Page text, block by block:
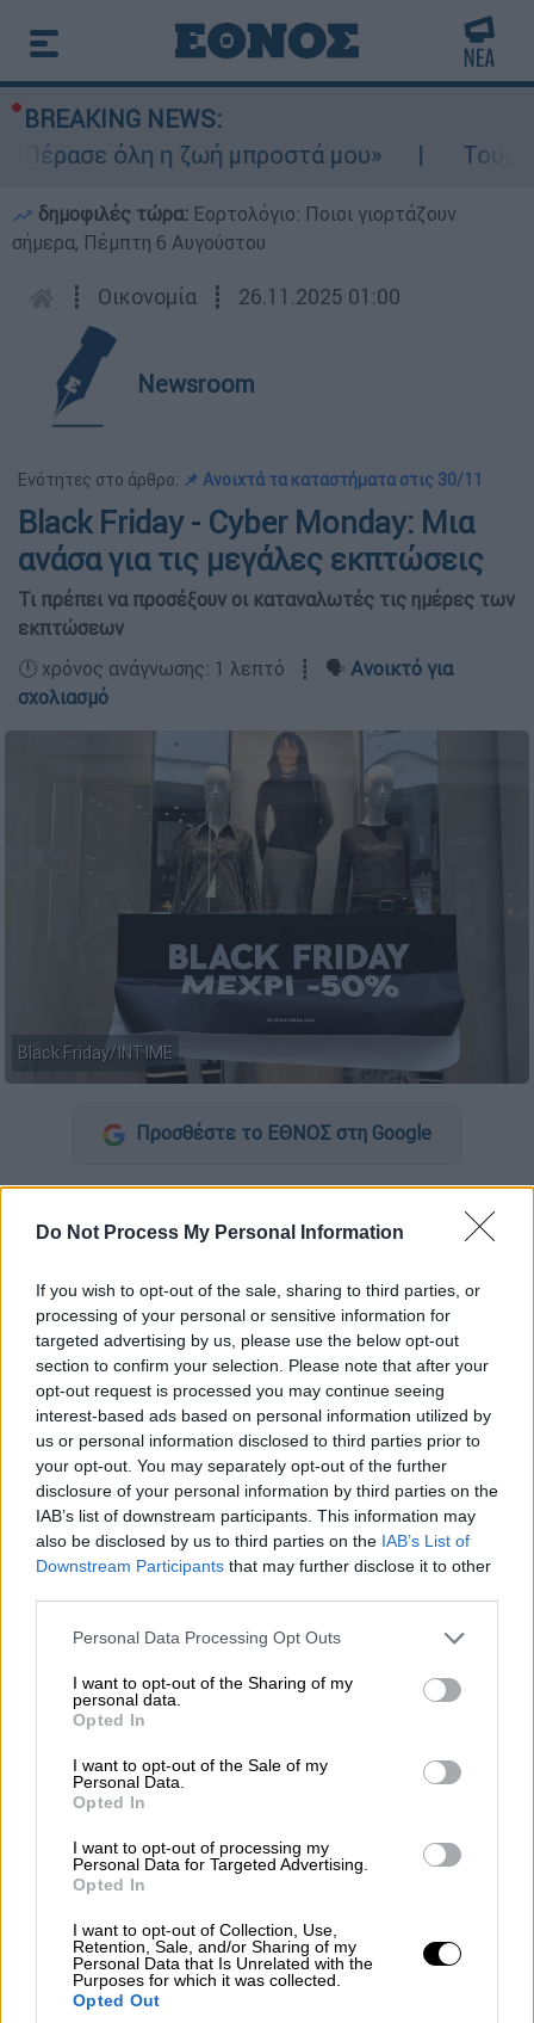
Do Not Process My Personal Information
If you wish to opt-out of the sale, sharing to third parties, or
processing of your personal or sensitive information for
targeted advertising by us, please use the below opt-out
section to confirm your selection. Please note that after your
opt-out request is processed you may continue seeing
interest-based ads based on personal information utilized by
us or personal information disclosed to third parties prior to
your opt-out. You may separately opt-out of the further
disclosure of your personal information by third parties on the
IAB’s list of downstream participants. This information may
also be disclosed by us to third parties on the IAB’s List of
Downstream Participants that may further disclose it to other
Please note that this website/app uses one or more Google
not limited to your visit or usage behaviour. You may click to
grant or deny consent to Google and its third-party tags to
use your data for below specified purposes in below Google
consent section.
Personal Data Processing Opt Outs
I want to opt-out of the Sharing of my
personal data.
Opted In
I want to opt-out of the Sale of my
Personal Data.
Opted In
I want to opt-out of processing my
Personal Data for Targeted Advertising.
Opted In
I want to opt-out of Collection, Use,
Retention, Sale, and/or Sharing of my
Personal Data that Is Unrelated with the
Purposes for which it was collected.
Opted Out
BREAKING NEWS:
όλη η ζωή μπροστά μου»
δημοφιλές τώρα: Εορτολόγιο: Ποιοι γιορτάζουν
σήμερα, Πέμπτη 6 Αυγούστου
┋ Οικονομία ┋ 26.11.2025 01:00
Newsroom
Ενότητες στο άρθρο: 📌 Ανοιχτά τα καταστήματα στις 30/11
Black Friday - Cyber Monday: Μια
ανάσα για τις μεγάλες εκπτώσεις
Τι πρέπει να προσέξουν οι καταναλωτές τις ημέρες των
εκπτώσεων
🕛 χρόνος ανάγνωσης: 1 λεπτό ┋ 🗣️ Ανοικτό για
σχολιασμό
Black Friday/INTIME
Προσθέστε το ΕΘΝΟΣ στη Google
Λίγες ημέρες έμεινανγια τη φετινή Black
Fridayκαι τηCyber Mondayμε τα
νέες προσφορές.
ΔΙΑΒΑΣΤΕ ΕΠΙΣΗΣ
Οικονομία|25.11.2025 07:21
Ακίνητα: Προσοχή στην «παγίδα» με
το Ε9 - Πώς οποιοδήποτε λάθος
«κοστίζει» στον ΕΝΦΙΑ
Η πρώτη πέφτει φέτος την τελευταία
Παρασκευή του μήνα (28/11) και η δεύτερη
την 1η Δεκεμβρίου 2025.
Ανοιχτά τα καταστήματα στις 30/11
Ακόμα, την Κυριακή 30 Νοεμβρίου, τα
καταστήματα θα είναι προαιρετικά ανοιχτά,
δίνοντας την ευκαιρία στους καταναλωτές
να κάνουν τις αγορές τους και το
δεν είναι υποχρεωτικό, συνιστάται να
επιβεβαιώνεται εκ των προτέρων η
λειτουργία κάθε καταστήματος.